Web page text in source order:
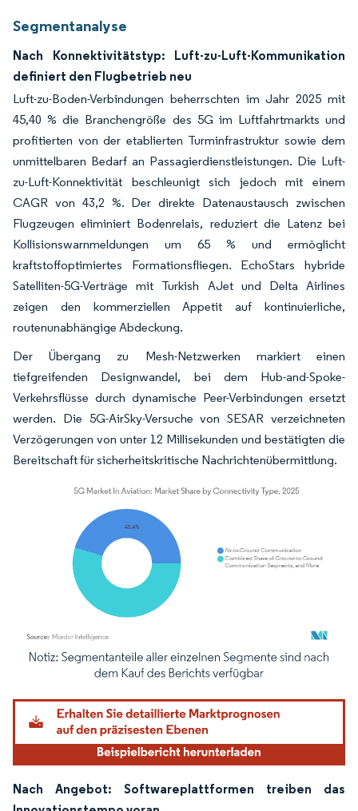
Segmentanalyse
Nach Konnektivitätstyp: Luft-zu-Luft-Kommunikation
definiert den Flugbetrieb neu
Luft-zu-Boden-Verbindungen beherrschten im Jahr 2025 mit
45,40 % die Branchengröße des 5G im Luftfahrtmarkts und
profitierten von der etablierten Turminfrastruktur sowie dem
unmittelbaren Bedarf an Passagierdienstleistungen. Die Luft-
zu-Luft-Konnektivität beschleunigt sich jedoch mit einem
CAGR von 43,2 %. Der direkte Datenaustausch zwischen
Flugzeugen eliminiert Bodenrelais, reduziert die Latenz bei
Kollisionswarnmeldungen um 65 % und ermöglicht
kraftstoffoptimiertes Formationsfliegen. EchoStars hybride
Satelliten-5G-Verträge mit Turkish AJet und Delta Airlines
zeigen den kommerziellen Appetit auf kontinuierliche,
routenunabhängige Abdeckung.
Der Übergang zu Mesh-Netzwerken markiert einen
tiefgreifenden Designwandel, bei dem Hub-and-Spoke-
Verkehrsflüsse durch dynamische Peer-Verbindungen ersetzt
werden. Die 5G-AirSky-Versuche von SESAR verzeichneten
Verzögerungen von unter 12 Millisekunden und bestätigten die
Bereitschaft für sicherheitskritische Nachrichtenübermittlung.
Bild © Mordor Intelligence. Wiederverwendung erfordert Namensnennung
Nach Angebot: Softwareplattformen treiben das